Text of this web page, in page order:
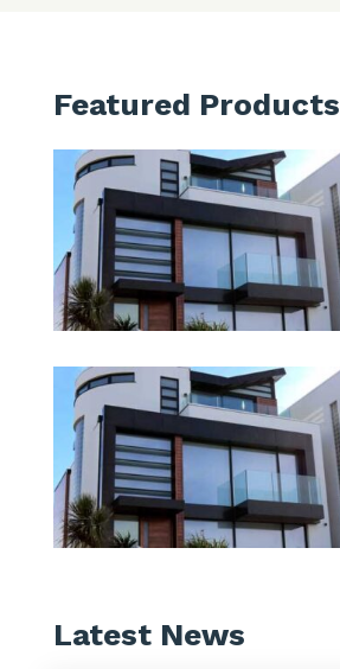
Featured Products
Latest News